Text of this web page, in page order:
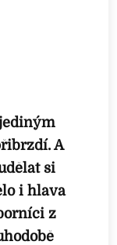
A
si
i hlava
z